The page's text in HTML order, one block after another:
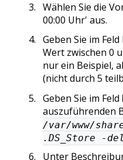
Wählen Sie die
00:00 Uhr' aus.
Geben Sie im
Wert zwischen 0
nur ein Beispiel,
(nicht durch 5
Geben Sie im Feld
auszuführenden
/var/www/
.DS_Store -
Unter